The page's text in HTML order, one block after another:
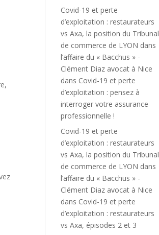
Covid-19 et perte
d’exploitation : restaurateurs
vs Axa, la position du Tribunal
de commerce de LYON dans
l’affaire du « Bacchus » -
Clément Diaz avocat à Nice
dans Covid-19 et perte
d’exploitation : pensez à
interroger votre assurance
professionnelle !
Covid-19 et perte
d’exploitation : restaurateurs
vs Axa, la position du Tribunal
de commerce de LYON dans
l’affaire du « Bacchus » -
Clément Diaz avocat à Nice
dans Covid-19 et perte
d’exploitation : restaurateurs
vs Axa, épisodes 2 et 3